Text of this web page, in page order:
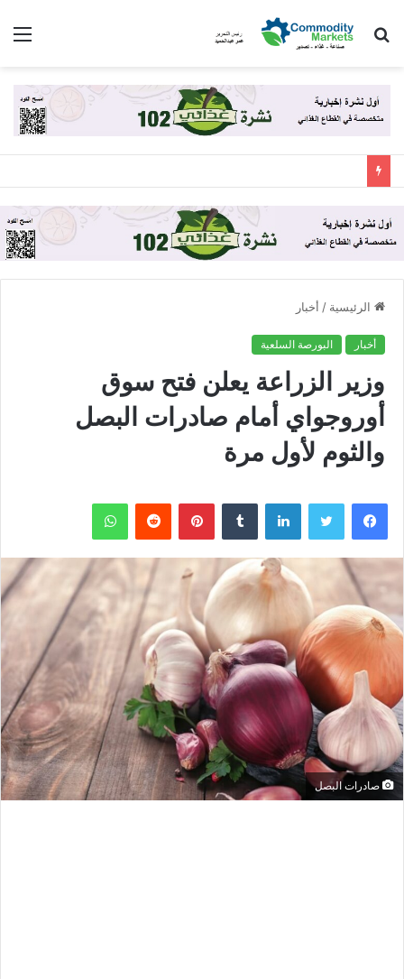
بحث
الرئيسية / أخبار
أخبار البورصة السلعية
وزير الزراعة يعلن فتح سوق
أوروجواي أمام صادرات البصل
والثوم لأول مرة
فيسبوك تويتر لينكدإن بينتيريست واتساب
صادرات البصل